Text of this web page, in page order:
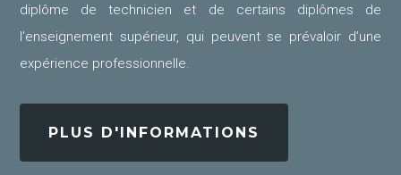
diplôme de technicien et de certains diplômes de
l’enseignement supérieur, qui peuvent se prévaloir d’une
expérience professionnelle.
PLUS D'INFORMATIONS